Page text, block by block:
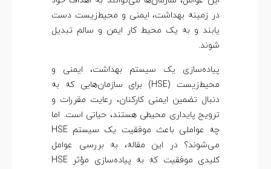
در زمینه بهداشت، ایمنی و محیط‌زیست دست
یابند و به یک محیط کار ایمن و سالم تبدیل
شوند.
پیاده‌سازی یک سیستم بهداشت، ایمنی و
محیط‌زیست (HSE) برای سازمان‌هایی که به
دنبال تضمین ایمنی کارکنان، رعایت مقررات و
ترویج پایداری محیطی هستند، حیاتی است. اما
چه عواملی باعث موفقیت یک سیستم HSE
می‌شوند؟ در این مقاله، به بررسی عوامل
کلیدی موفقیت که به پیاده‌سازی مؤثر HSE